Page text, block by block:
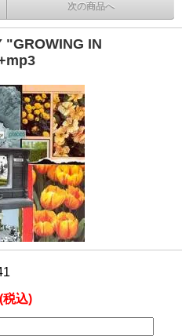
次の商品へ
"GROWING IN
税込)